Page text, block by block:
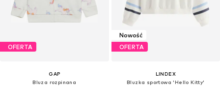
OFERTA
GAP
Bluza rozpinana
Nowość
OFERTA
LINDEX
Bluzka sportowa 'Hello Kitty'